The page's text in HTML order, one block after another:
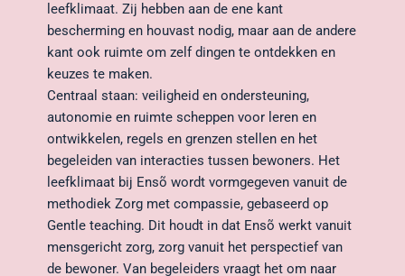
leefklimaat. Zij hebben aan de ene kant
bescherming en houvast nodig, maar aan de andere
kant ook ruimte om zelf dingen te ontdekken en
keuzes te maken.
Centraal staan: veiligheid en ondersteuning,
autonomie en ruimte scheppen voor leren en
ontwikkelen, regels en grenzen stellen en het
begeleiden van interacties tussen bewoners. Het
leefklimaat bij Ensõ wordt vormgegeven vanuit de
methodiek Zorg met compassie, gebaseerd op
Gentle teaching. Dit houdt in dat Ensõ werkt vanuit
mensgericht zorg, zorg vanuit het perspectief van
de bewoner. Van begeleiders vraagt het om naar